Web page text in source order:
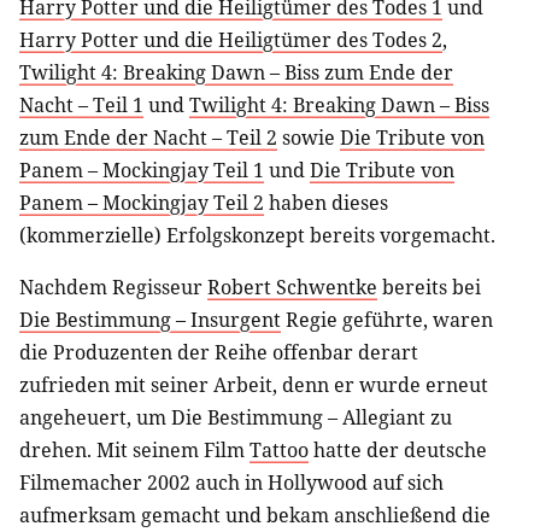
Harry Potter und die Heiligtümer des Todes 1 und
Harry Potter und die Heiligtümer des Todes 2,
Twilight 4: Breaking Dawn – Biss zum Ende der
Nacht – Teil 1 undTwilight 4: Breaking Dawn – Biss
zum Ende der Nacht – Teil 2 sowie Die Tribute von
Panem – Mockingjay Teil 1 undDie Tribute von
Panem – Mockingjay Teil 2 haben dieses
(kommerzielle) Erfolgskonzept bereits vorgemacht.
Nachdem RegisseurRobert Schwentke bereits bei
Die Bestimmung – InsurgentRegie geführte, waren
die Produzenten der Reihe offenbar derart
zufrieden mit seiner Arbeit, denn er wurde erneut
angeheuert, um Die Bestimmung – Allegiant zu
drehen. Mit seinem FilmTattoohatte der deutsche
Filmemacher 2002 auch in Hollywood auf sich
aufmerksam gemacht und bekam anschließend die